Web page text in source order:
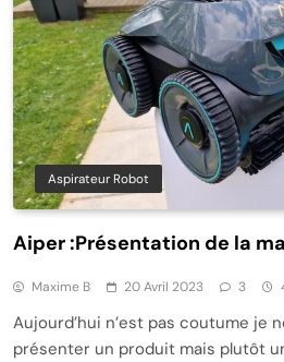
Aspirateur Robot
Aiper :Présentation de la
Maxime B 20 Avril 2023 3
Aujourd’hui n’est pas coutume je
présenter un produit mais plutôt